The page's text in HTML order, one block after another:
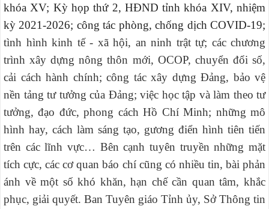
khóa XV; Kỳ họp thứ 2, HĐND tỉnh khóa XIV, nhiệm
kỳ 2021-2026; công tác phòng, chống dịch COVID-19;
tình hình kinh tế - xã hội, an ninh trật tự; các chương
trình xây dựng nông thôn mới, OCOP, chuyển đổi số,
cải cách hành chính; công tác xây dựng Đảng, bảo vệ
nền tảng tư tưởng của Đảng; việc học tập và làm theo tư
tưởng, đạo đức, phong cách Hồ Chí Minh; những mô
hình hay, cách làm sáng tạo, gương điển hình tiên tiến
trên các lĩnh vực… Bên cạnh tuyên truyền những mặt
tích cực, các cơ quan báo chí cũng có nhiều tin, bài phản
ánh về một số khó khăn, hạn chế cần quan tâm, khắc
phục, giải quyết. Ban Tuyên giáo Tỉnh ủy, Sở Thông tin